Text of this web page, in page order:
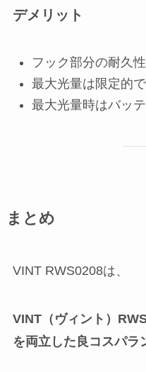
デメリット
フック部分の耐久
最大光量は限定的
最大光量時はバッ
まとめ
VINT RWS0208は、
VINT（ヴィント）
を両立した良コスパラ